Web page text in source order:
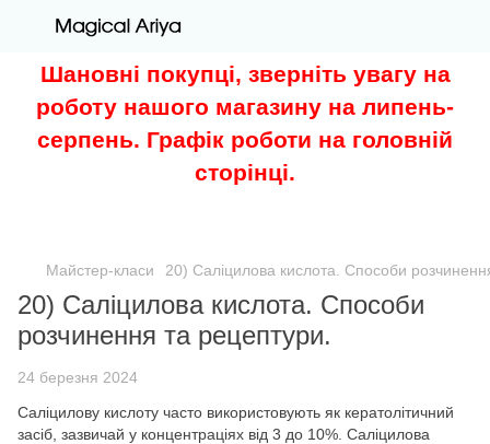
Шановні покупці, зверніть увагу на
роботу нашого магазину на липень-
серпень. Графік роботи на головній
сторінці.
Майстер-класи 20) Саліцилова кислота. Способи
20) Саліцилова кислота. Способи
розчинення та рецептури.
24 березня 2024
Саліцилову кислоту часто використовують як кератолітичний
засіб, зазвичай у концентраціях від 3 до 10%. Саліцилова